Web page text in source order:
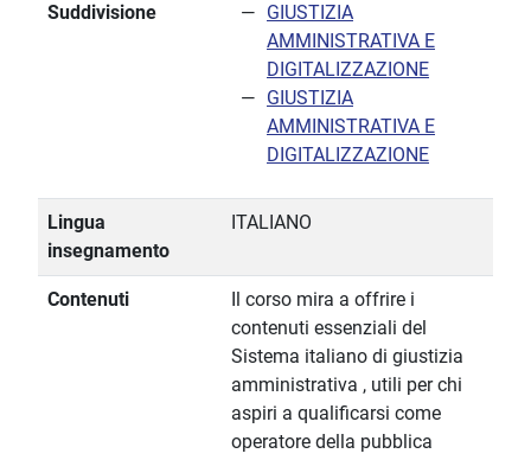
Suddivisione
GIUSTIZIA
AMMINISTRATIVA E
DIGITALIZZAZIONE
GIUSTIZIA
AMMINISTRATIVA E
DIGITALIZZAZIONE
Lingua
insegnamento
ITALIANO
Contenuti
Il corso mira a offrire i
contenuti essenziali del
Sistema italiano di giustizia
amministrativa , utili per chi
aspiri a qualificarsi come
operatore della pubblica